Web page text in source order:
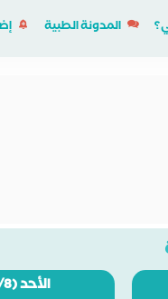
المدونة الطبية
الأحد(9/8)